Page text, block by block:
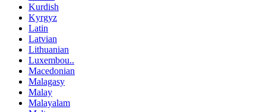
Kurdish
Kyrgyz
Latin
Latvian
Lithuanian
Luxembou..
Macedonian
Malagasy
Malay
Malayalam